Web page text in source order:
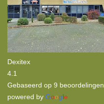
Dexitex
4.1
Gebaseerd op 9 beoordelingen
powered by Google